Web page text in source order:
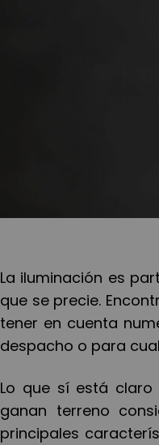
La iluminación es
que se precie.
tener en cuenta
despacho o para
Lo que sí está claro
ganan terreno
principales